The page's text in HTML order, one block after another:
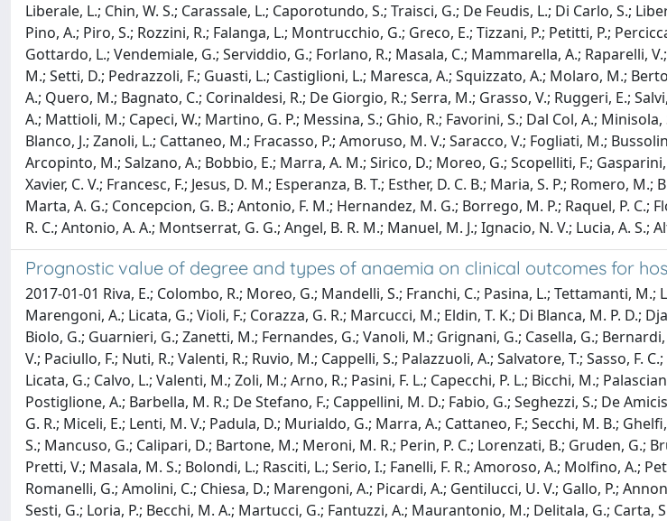
Liberale, L.; Chin, W. S.; Carassale, L.; Caporotundo, S.; Traisci, G.; De Feudis, L.; Di Carlo, S.;
Pino, A.; Piro, S.; Rozzini, R.; Falanga, L.; Montrucchio, G.; Greco, E.; Tizzani, P.; Petitti, P.;
Gottardo, L.; Vendemiale, G.; Serviddio, G.; Forlano, R.; Masala, C.; Mammarella, A.; Raparelli,
M.; Setti, D.; Pedrazzoli, F.; Guasti, L.; Castiglioni, L.; Maresca, A.; Squizzato, A.; Molaro, M.;
A.; Quero, M.; Bagnato, C.; Corinaldesi, R.; De Giorgio, R.; Serra, M.; Grasso, V.; Ruggeri, E.;
A.; Mattioli, M.; Capeci, W.; Martino, G. P.; Messina, S.; Ghio, R.; Favorini, S.; Dal Col, A.;
Blanco, J.; Zanoli, L.; Cattaneo, M.; Fracasso, P.; Amoruso, M. V.; Saracco, V.; Fogliati, M.;
Arcopinto, M.; Salzano, A.; Bobbio, E.; Marra, A. M.; Sirico, D.; Moreo, G.; Scopelliti, F.;
Xavier, C. V.; Francesc, F.; Jesus, D. M.; Esperanza, B. T.; Esther, D. C. B.; Maria, S. P.; Romero,
Marta, A. G.; Concepcion, G. B.; Antonio, F. M.; Hernandez, M. G.; Borrego, M. P.; Raquel, P. C.;
R. C.; Antonio, A. A.; Montserrat, G. G.; Angel, B. R. M.; Manuel, M. J.; Ignacio, N. V.; Lucia, A. S.;
Prognostic value of degree and types of anaemia on clinical outcomes for
2017-01-01 Riva, E.; Colombo, R.; Moreo, G.; Mandelli, S.; Franchi, C.; Pasina, L.; Tettamanti,
Marengoni, A.; Licata, G.; Violi, F.; Corazza, G. R.; Marcucci, M.; Eldin, T. K.; Di Blanca, M. P. D.;
Biolo, G.; Guarnieri, G.; Zanetti, M.; Fernandes, G.; Vanoli, M.; Grignani, G.; Casella, G.;
V.; Paciullo, F.; Nuti, R.; Valenti, R.; Ruvio, M.; Cappelli, S.; Palazzuoli, A.; Salvatore, T.; Sasso, F.
Licata, G.; Calvo, L.; Valenti, M.; Zoli, M.; Arno, R.; Pasini, F. L.; Capecchi, P. L.; Bicchi, M.;
Postiglione, A.; Barbella, M. R.; De Stefano, F.; Cappellini, M. D.; Fabio, G.; Seghezzi, S.; De
G. R.; Miceli, E.; Lenti, M. V.; Padula, D.; Murialdo, G.; Marra, A.; Cattaneo, F.; Secchi, M. B.;
S.; Mancuso, G.; Calipari, D.; Bartone, M.; Meroni, M. R.; Perin, P. C.; Lorenzati, B.; Gruden, G.;
Pretti, V.; Masala, M. S.; Bolondi, L.; Rasciti, L.; Serio, I.; Fanelli, F. R.; Amoroso, A.; Molfino, A.;
Romanelli, G.; Amolini, C.; Chiesa, D.; Marengoni, A.; Picardi, A.; Gentilucci, U. V.; Gallo, P.;
Sesti, G.; Loria, P.; Becchi, M. A.; Martucci, G.; Fantuzzi, A.; Maurantonio, M.; Delitala, G.; Carta,